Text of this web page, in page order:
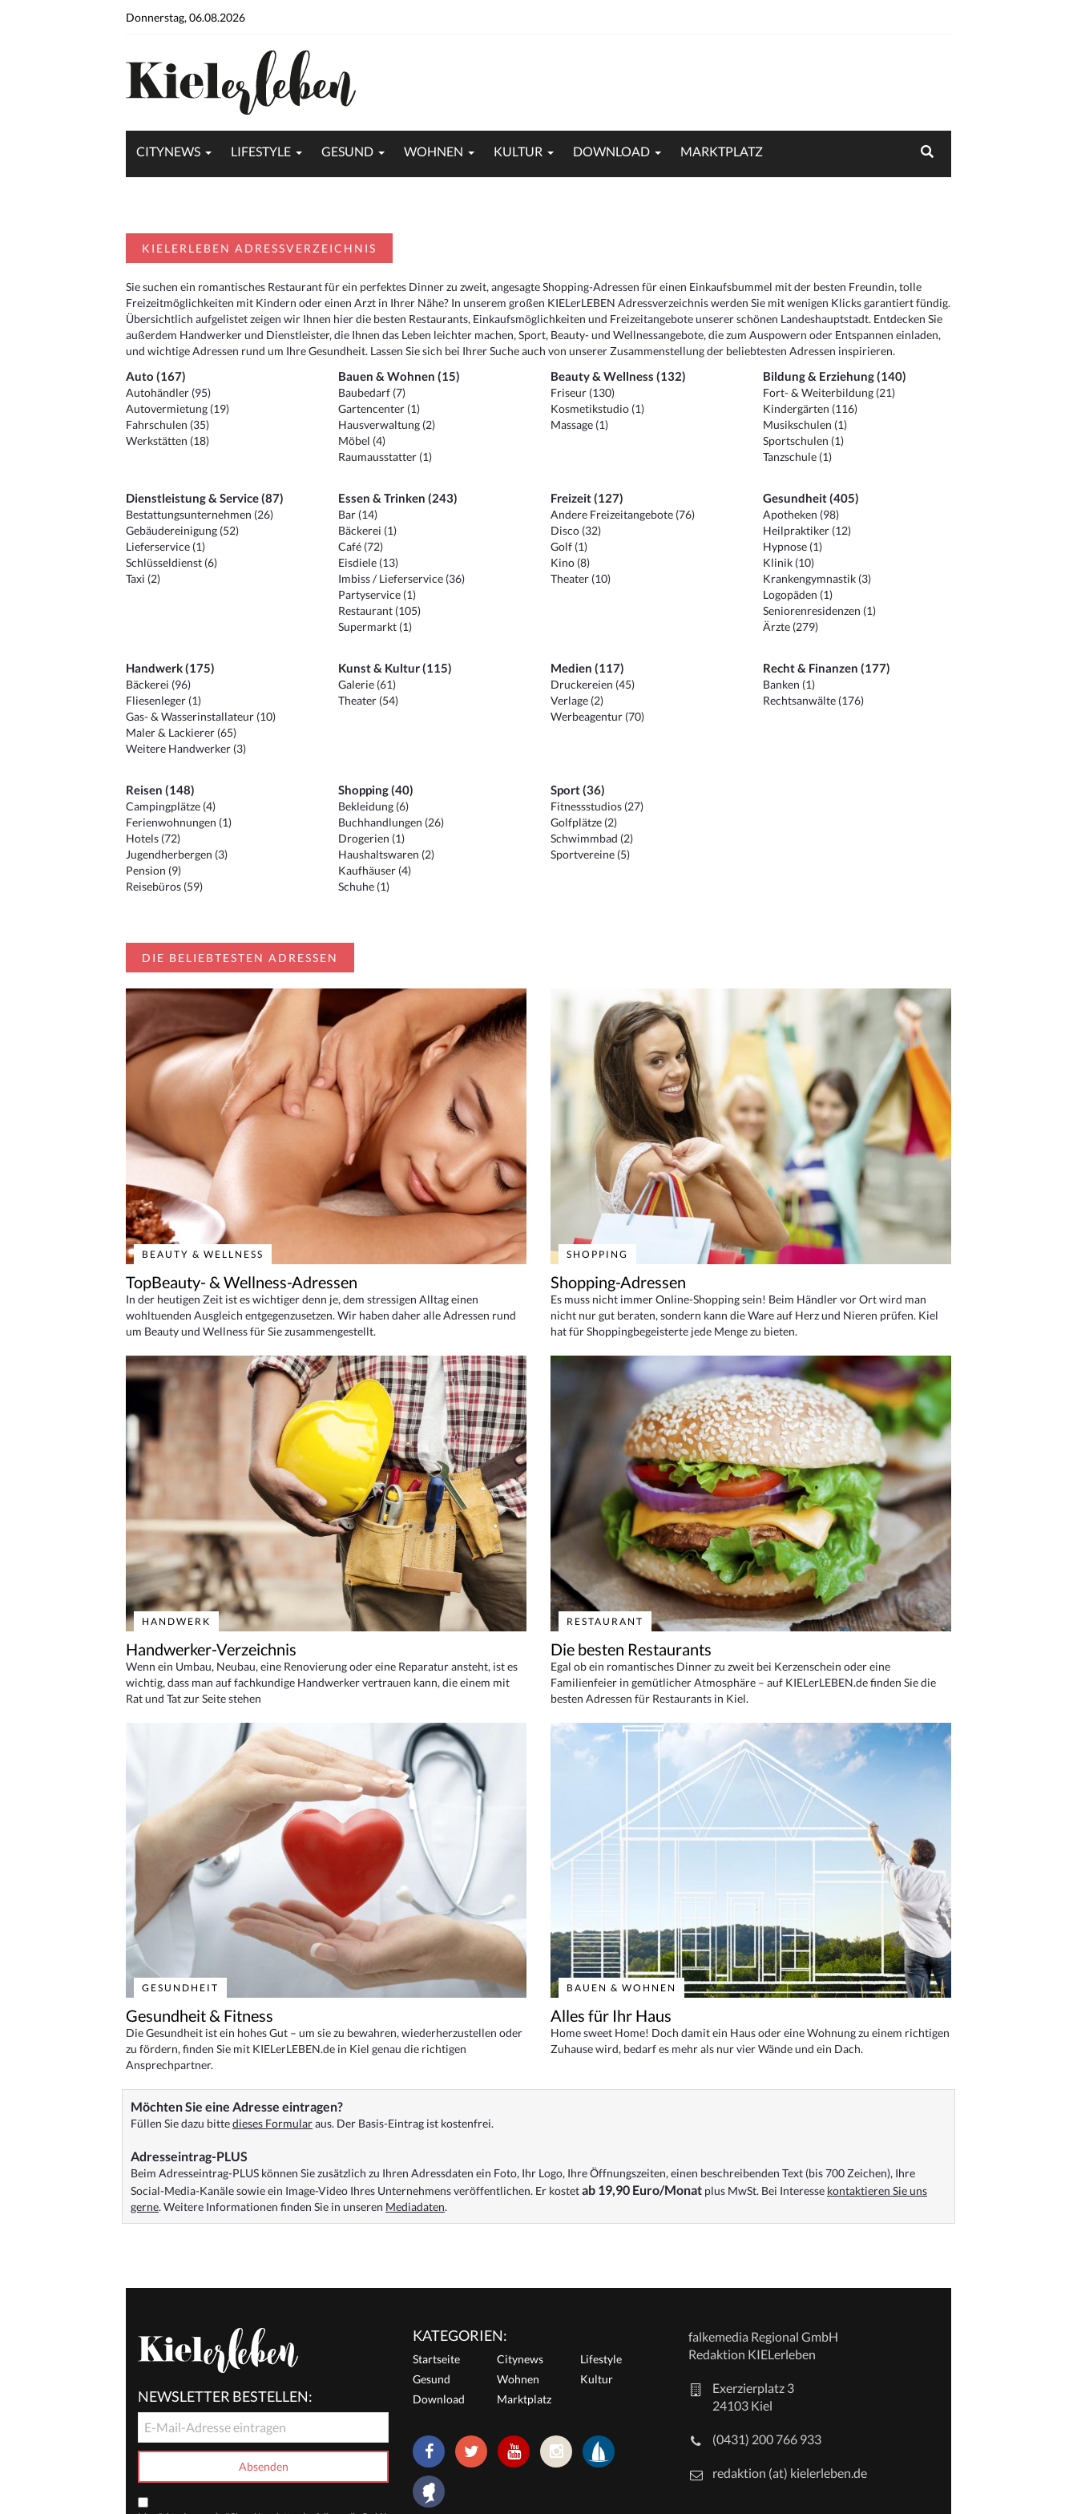
Donnerstag, 06.08.2026
CITYNEWS LIFESTYLE GESUND WOHNEN KULTUR DOWNLOAD MARKTPLATZ
KIELERLEBEN ADRESSVERZEICHNIS
Sie suchen ein romantisches Restaurant für ein perfektes Dinner zu zweit, angesagte Shopping-Adressen für einen Einkaufsbummel mit der besten Freundin, tolle
Freizeitmöglichkeiten mit Kindern oder einen Arzt in Ihrer Nähe? In unserem großen KIELerLEBEN Adressverzeichnis werden Sie mit wenigen Klicks garantiert fündig.
Übersichtlich aufgelistet zeigen wir Ihnen hier die besten Restaurants, Einkaufsmöglichkeiten und Freizeitangebote unserer schönen Landeshauptstadt. Entdecken Sie
außerdem Handwerker und Dienstleister, die Ihnen das Leben leichter machen, Sport, Beauty- und Wellnessangebote, die zum Auspowern oder Entspannen einladen,
und wichtige Adressen rund um Ihre Gesundheit. Lassen Sie sich bei Ihrer Suche auch von unserer Zusammenstellung der beliebtesten Adressen inspirieren.
Auto (167)
Autohändler (95)
Autovermietung (19)
Fahrschulen (35)
Werkstätten (18)
Bauen & Wohnen (15)
Baubedarf (7)
Gartencenter (1)
Hausverwaltung (2)
Möbel (4)
Raumausstatter (1)
Beauty & Wellness (132)
Friseur (130)
Kosmetikstudio (1)
Massage (1)
Bildung & Erziehung (140)
Fort- & Weiterbildung (21)
Kindergärten (116)
Musikschulen (1)
Sportschulen (1)
Tanzschule (1)
Dienstleistung & Service (87)
Bestattungsunternehmen (26)
Gebäudereinigung (52)
Lieferservice (1)
Schlüsseldienst (6)
Taxi (2)
Essen & Trinken (243)
Bar (14)
Bäckerei (1)
Café (72)
Eisdiele (13)
Imbiss / Lieferservice (36)
Partyservice (1)
Restaurant (105)
Supermarkt (1)
Freizeit (127)
Andere Freizeitangebote (76)
Disco (32)
Golf (1)
Kino (8)
Theater (10)
Gesundheit (405)
Apotheken (98)
Heilpraktiker (12)
Hypnose (1)
Klinik (10)
Krankengymnastik (3)
Logopäden (1)
Seniorenresidenzen (1)
Ärzte (279)
Handwerk (175)
Bäckerei (96)
Fliesenleger (1)
Gas- & Wasserinstallateur (10)
Maler & Lackierer (65)
Weitere Handwerker (3)
Kunst & Kultur (115)
Galerie (61)
Theater (54)
Medien (117)
Druckereien (45)
Verlage (2)
Werbeagentur (70)
Recht & Finanzen (177)
Banken (1)
Rechtsanwälte (176)
Reisen (148)
Campingplätze (4)
Ferienwohnungen (1)
Hotels (72)
Jugendherbergen (3)
Pension (9)
Reisebüros (59)
Shopping (40)
Bekleidung (6)
Buchhandlungen (26)
Drogerien (1)
Haushaltswaren (2)
Kaufhäuser (4)
Schuhe (1)
Sport (36)
Fitnessstudios (27)
Golfplätze (2)
Schwimmbad (2)
Sportvereine (5)
DIE BELIEBTESTEN ADRESSEN
BEAUTY & WELLNESS
TopBeauty- & Wellness-Adressen
In der heutigen Zeit ist es wichtiger denn je, dem stressigen Alltag einen
wohltuenden Ausgleich entgegenzusetzen. Wir haben daher alle Adressen rund
um Beauty und Wellness für Sie zusammengestellt.
SHOPPING
Shopping-Adressen
Es muss nicht immer Online-Shopping sein! Beim Händler vor Ort wird man
nicht nur gut beraten, sondern kann die Ware auf Herz und Nieren prüfen. Kiel
hat für Shoppingbegeisterte jede Menge zu bieten.
HANDWERK
Handwerker-Verzeichnis
Wenn ein Umbau, Neubau, eine Renovierung oder eine Reparatur ansteht, ist es
wichtig, dass man auf fachkundige Handwerker vertrauen kann, die einem mit
Rat und Tat zur Seite stehen
RESTAURANT
Die besten Restaurants
Egal ob ein romantisches Dinner zu zweit bei Kerzenschein oder eine
Familienfeier in gemütlicher Atmosphäre – auf KIELerLEBEN.de finden Sie die
besten Adressen für Restaurants in Kiel.
GESUNDHEIT
Gesundheit & Fitness
Die Gesundheit ist ein hohes Gut – um sie zu bewahren, wiederherzustellen oder
zu fördern, finden Sie mit KIELerLEBEN.de in Kiel genau die richtigen
Ansprechpartner.
BAUEN & WOHNEN
Alles für Ihr Haus
Home sweet Home! Doch damit ein Haus oder eine Wohnung zu einem richtigen
Zuhause wird, bedarf es mehr als nur vier Wände und ein Dach.
Möchten Sie eine Adresse eintragen?
Füllen Sie dazu bittedieses Formularaus. Der Basis-Eintrag ist kostenfrei.
Adresseintrag-PLUS
Beim Adresseintrag-PLUS können Sie zusätzlich zu Ihren Adressdaten ein Foto, Ihr Logo, Ihre Öffnungszeiten, einen beschreibenden Text (bis 700 Zeichen), Ihre
Social-Media-Kanäle sowie ein Image-Video Ihres Unternehmens veröffentlichen. Er kostetab 19,90 Euro/Monat plus MwSt. Bei Interesse kontaktieren Sie uns
gerne. Weitere Informationen finden Sie in unseren Mediadaten.
NEWSLETTER BESTELLEN:
KATEGORIEN:
Startseite Citynews
Lifestyle
Gesund
Wohnen
Kultur
Download
Marktplatz
falkemedia Regional GmbH
Redaktion KIELerleben
Exerzierplatz 3
24103 Kiel
(0431) 200 766 933
redaktion (at) kielerleben.de